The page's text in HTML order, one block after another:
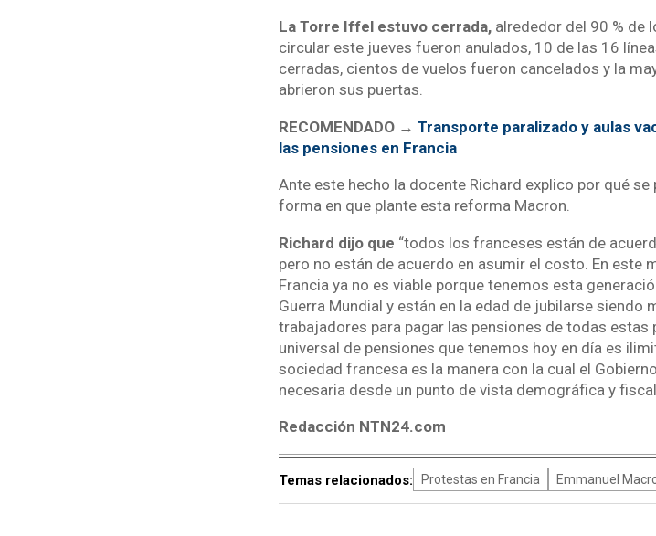
La Torre Iffel estuvo cerrada,alrededor del 90 % de
circular este jueves fueron anulados, 10 de las 16
cerradas, cientos de vuelos fueron cancelados y la
abrieron sus puertas.
RECOMENDADO → Transporte paralizado y aulas
las pensiones en Francia
Ante este hecho la docente Richard explico por qué
forma en que plante esta reforma Macron.
Richard dijo que “todos los franceses están de
pero no están de acuerdo en asumir el costo. En este
Francia ya no es viable porque tenemos esta
Guerra Mundial y están en la edad de jubilarse
trabajadores para pagar las pensiones de todas
universal de pensiones que tenemos hoy en día es
sociedad francesa es la manera con la cual el
necesaria desde un punto de vista demográfica y
Redacción NTN24.com
Temas relacionados: Protestas en Francia Emmanuel